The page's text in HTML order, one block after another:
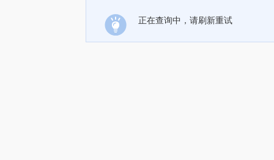
正在查询中，请刷新重试